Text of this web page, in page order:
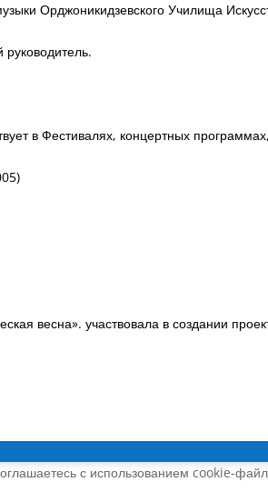
Орджоникидзевского Училища
в Фестивалях, концертных
весна». участвовала в создании
с использованием cookie-